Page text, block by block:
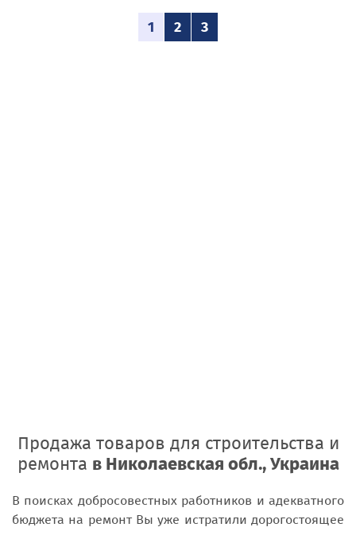
1 2 3
Продажа товаров для строительства и
ремонта в Николаевская обл., Украина
В поисках добросовестных работников и адекватного
бюджета на ремонт Вы уже истратили дорогостоящее